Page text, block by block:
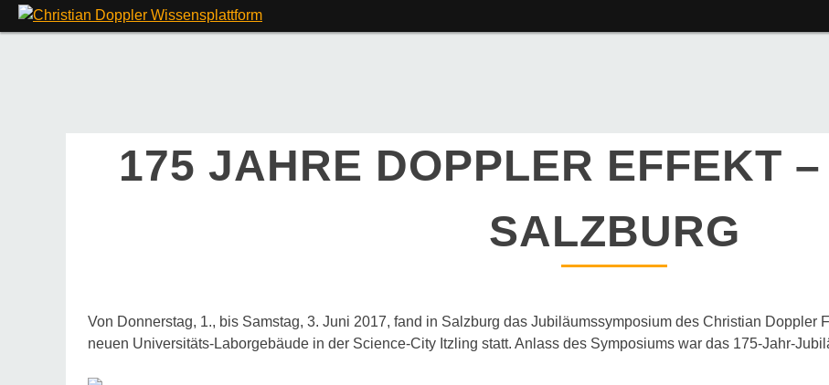
Skip
to
175 JAHRE DOPPLER EFFEKT
SALZBURG
Von Donnerstag, 1., bis Samstag, 3. Juni 2017, fand in Salzburg das Jubiläumssymposium des Christian Doppler
neuen Universitäts-Laborgebäude in der Science-City Itzling statt. Anlass des Symposiums war das 175-Jahr-